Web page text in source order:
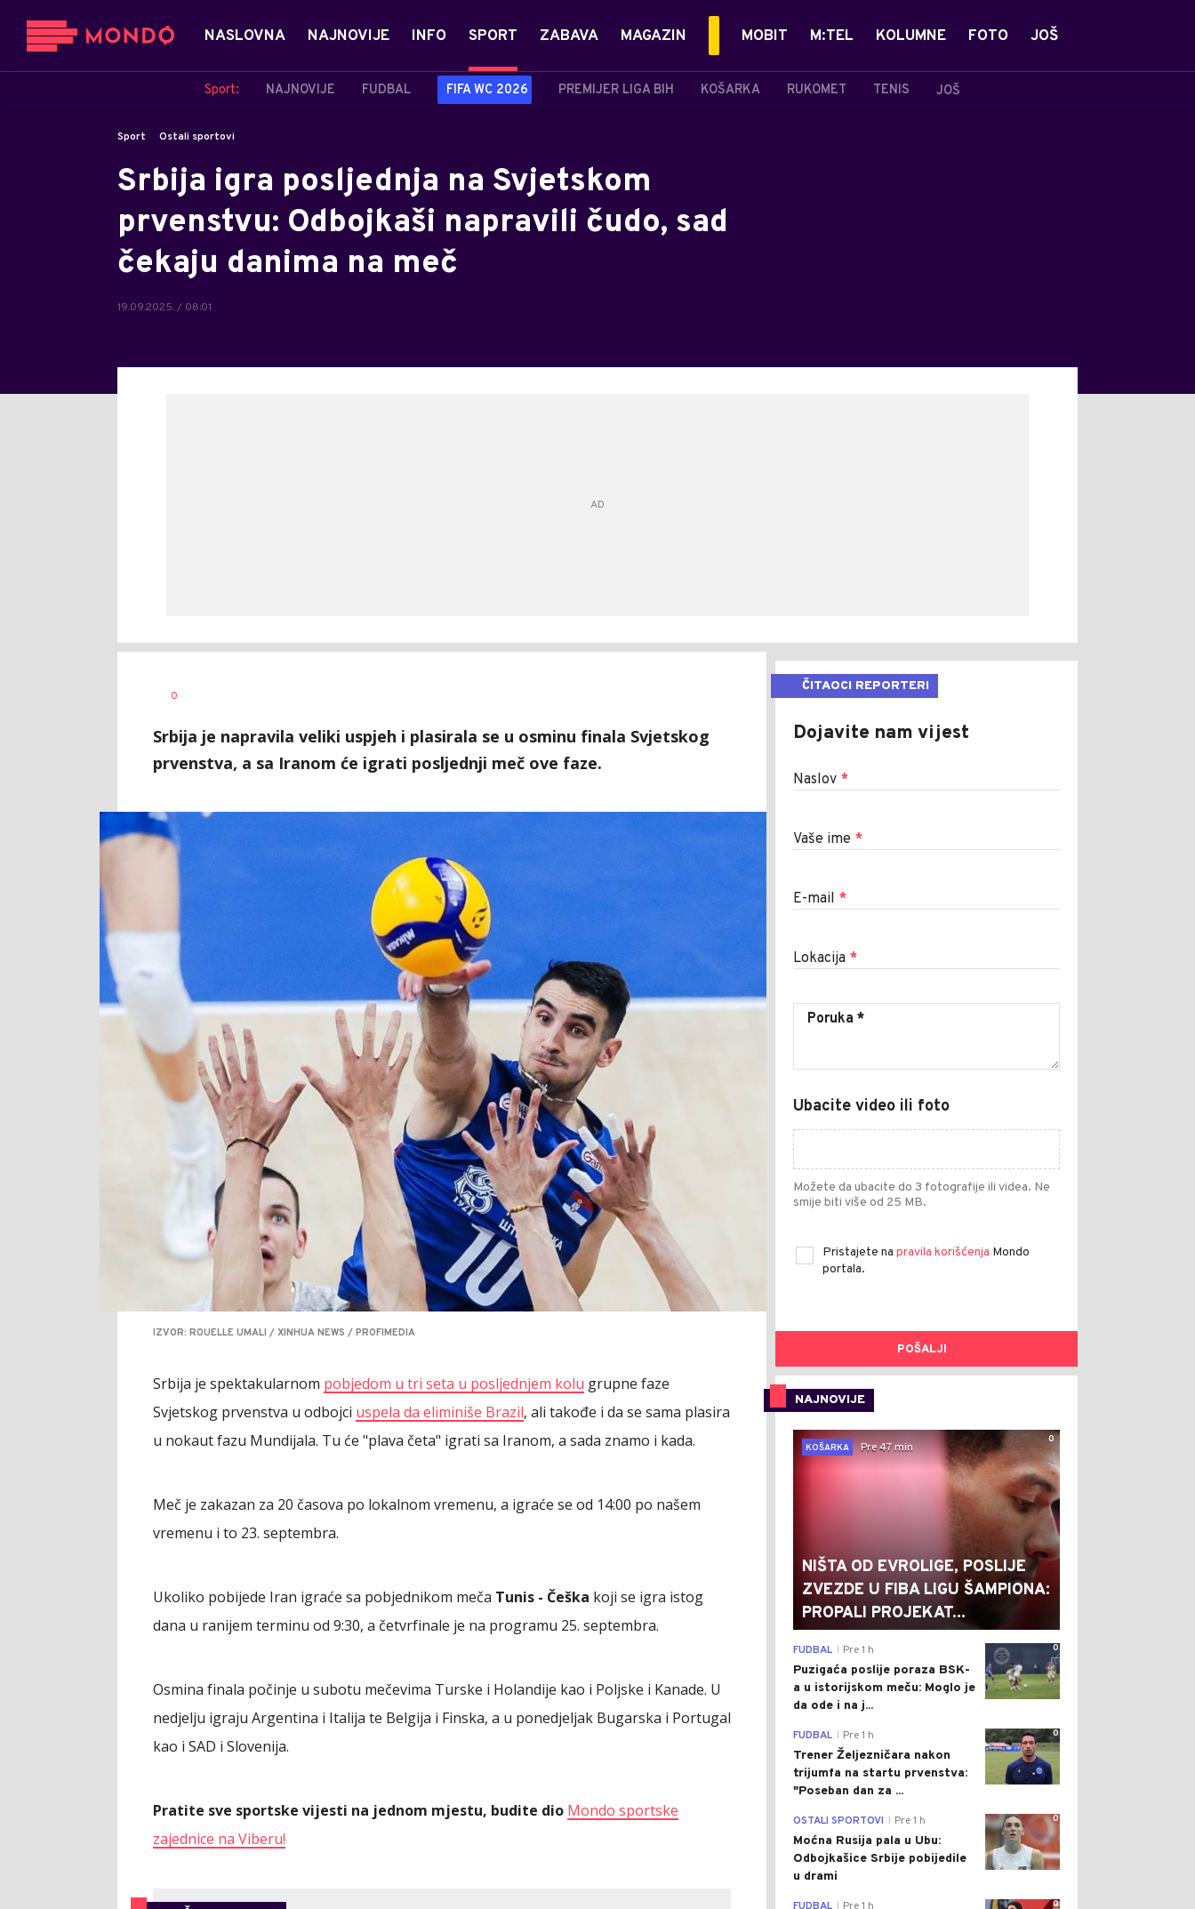
NASLOVNA NAJNOVIJE INFO SPORT
Sport: NAJNOVIJE FUDBAL FIFA WC 2026 PREMIJER LIGA BIH KOŠARKA RUKOMET TENIS JOŠ
ZABAVA MAGAZIN MOBIT M:TEL KOLUMNE FOTO JOŠ
Sport Ostali sportovi
Srbija igra posljednja na Svjetskom
prvenstvu: Odbojkaši napravili čudo, sad
čekaju danima na meč
19.09.2025. / 08:01
AUTOR
0
Srbija je napravila veliki uspjeh i plasirala se u osminu finala Svjetskog
prvenstva, a sa Iranom će igrati posljednji meč ove faze.
IZVOR: ROUELLE UMALI / XINHUA NEWS / PROFIMEDIA
Srbija je spektakularnom pobjedom u tri seta u posljednjem kolu grupne faze
Svjetskog prvenstva u odbojci uspela da eliminiše Brazil, ali takođe i da se sama plasira
u nokaut fazu Mundijala. Tu će "plava četa" igrati sa Iranom, a sada znamo i kada.
Meč je zakazan za 20 časova po lokalnom vremenu, a igraće se od 14:00 po našem
vremenu i to 23. septembra.
Ukoliko pobijede Iran igraće sa pobjednikom meča Tunis - Češka koji se igra istog
dana u ranijem terminu od 9:30, a četvrfinale je na programu 25. septembra.
Osmina finala počinje u subotu mečevima Turske i Holandije kao i Poljske i Kanade. U
nedjelju igraju Argentina i Italija te Belgija i Finska, a u ponedjeljak Bugarska i Portugal
kao i SAD i Slovenija.
Pratite sve sportske vijesti na jednom mjestu, budite dio Mondo sportske
zajednice na Viberu!
ČITAOCI REPORTERI
Dojavite nam vijest
Naslov *
Vaše ime *
E-mail *
Lokacija *
Ubacite video ili foto
Možete da ubacite do 3 fotografije ili videa. Ne
smije biti više od 25 MB.
Pristajete na pravila korišćenja Mondo
portala.
POŠALJI
NAJNOVIJE
0
KOŠARKA
Pre 47 min
NIŠTA OD EVROLIGE, POSLIJE
ZVEZDE U FIBA LIGU ŠAMPIONA:
PROPALI PROJEKAT...
0
FUDBAL Pre 1 h
Puzigaća poslije poraza BSK-
a u istorijskom meču: Moglo je
da ode i na j...
0
FUDBAL Pre 1 h
Trener Željezničara nakon
trijumfa na startu prvenstva:
"Poseban dan za ...
0
OSTALI SPORTOVI Pre 1 h
Moćna Rusija pala u Ubu:
Odbojkašice Srbije pobijedile
u drami
0